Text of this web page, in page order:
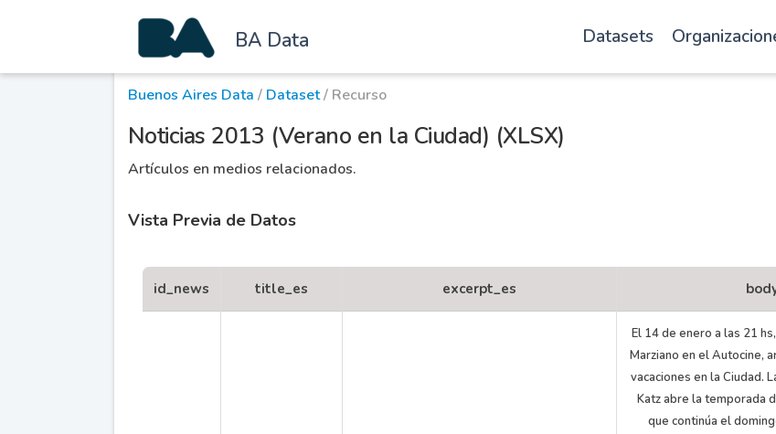
BA Data Datasets
Buenos Aires Data / Dataset/ Recurso
Noticias 2013 (Verano en la Ciudad) (XLSX)
Artículos en medios relacionados.
Vista Previa de Datos
id_news title_es excerpt_es
El 14 de enero a las 21
Marziano en el Autocine,
vacaciones en la Ciudad.
Katz abre la temporada
que continúa el